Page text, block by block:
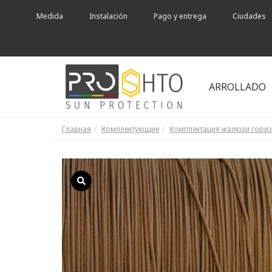
Medida Instalación Pago y entrega Ciudades
ARROLLADO
Главная Комплектующие Комплектация жалюзи